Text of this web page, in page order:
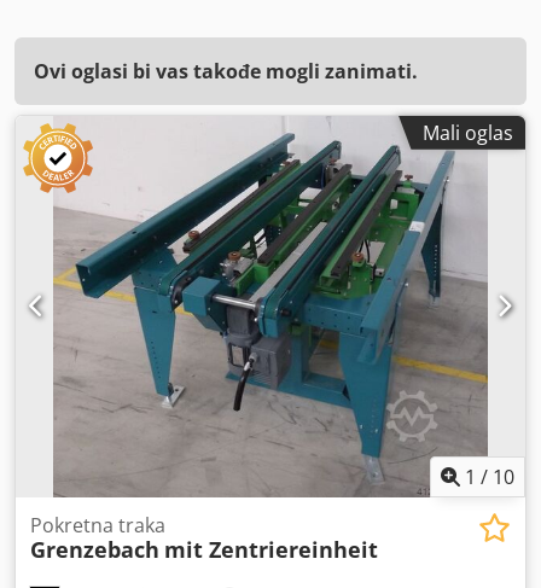
Ovi oglasi bi vas takođe mogli zanimati.
Mali oglas
1 / 10
Pokretna traka
Grenzebach mit Zentriereinheit